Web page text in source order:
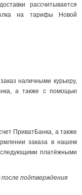
рассчитывается
на тарифы Новой
наличными курьеру,
а также с помощью
ПриватБанка, а также
заказа в нашем
платёжными
подтверждения